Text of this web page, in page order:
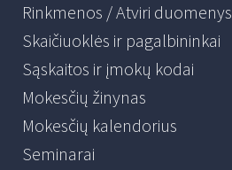
Rinkmenos / Atviri duomenys
Skaičiuoklės ir pagalbininkai
Sąskaitos ir įmokų kodai
Mokesčių žinynas
Mokesčių kalendorius
Seminarai